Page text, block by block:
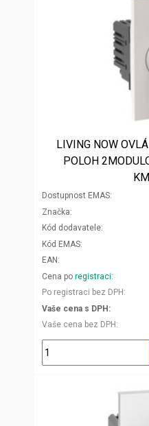
LIVING NOW
POLOH
Dostupnost EMAS
Značka
Kód dodavatele
Kód EMAS
EAN
Cena po registraci
Po registraci bez DPH
Vaše cena s DPH
Vaše cena bez DPH